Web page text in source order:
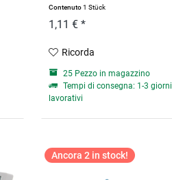
Contenuto1 Stück
1,11 € *
Ricorda
25 Pezzo in magazzino
Tempi di consegna: 1-3 giorni
lavorativi
Ancora 2 in stock!